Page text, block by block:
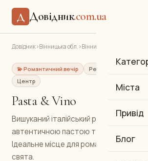
Д Довідник.com.ua
Міста
Привід
Блог
Довідник›Вінницька обл.›Вінниця
💫 Романтичний вечір Ресторан
Центр
Pasta & Vino
Вишуканий італійський ресторан у
автентичною пастою та великою
Ідеальне місце для романтичної
свята.